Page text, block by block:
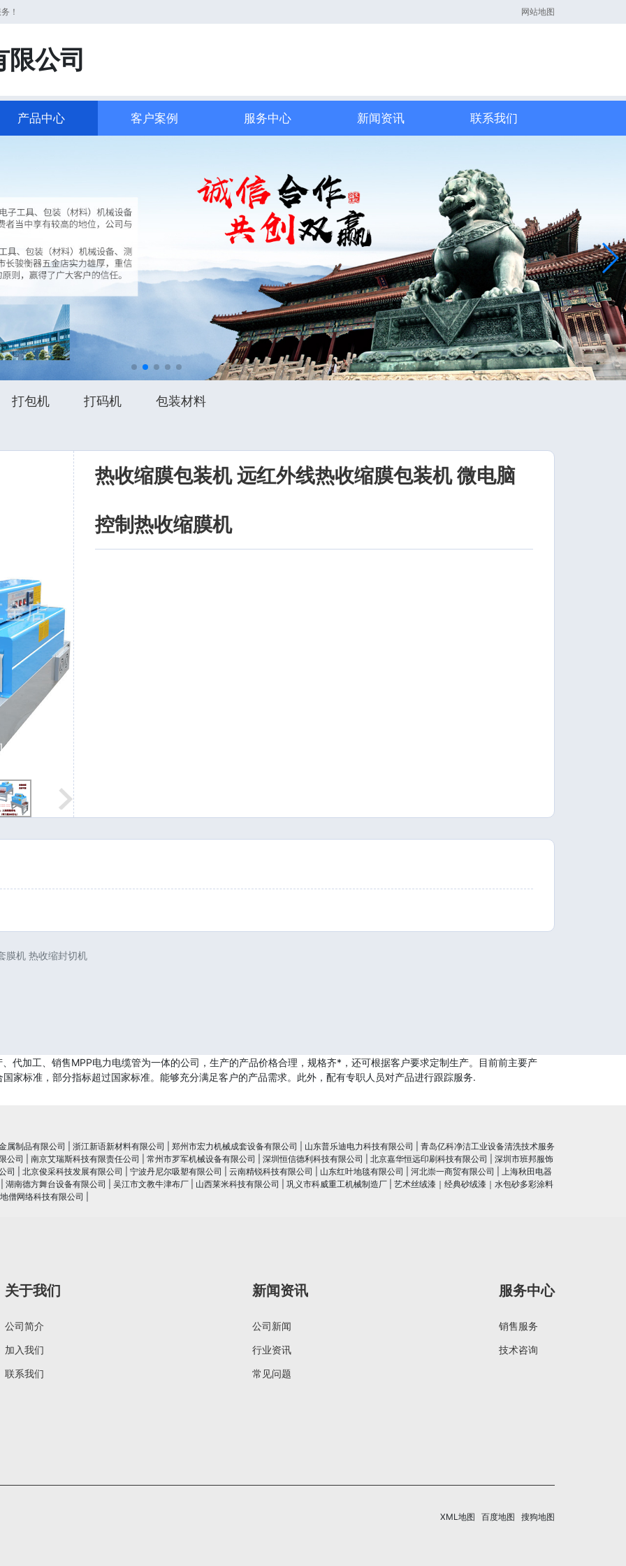
！ 网站地图
公司
产品中心 客户案例 服务中心 新闻资讯 联系我们
打包机 打码机 包装材料
热收缩膜包装机 远红外线热收缩膜包装机 微电脑
控制热收缩膜机
膜机 热收缩封切机
代加工、销售MPP电力电缆管为一体的公司，生产的产品价格合理，规格齐*，还可根据客户要求定制生产。目前前主要产
家标准，部分指标超过国家标准。能够充分满足客户的产品需求。此外，配有专职人员对产品进行跟踪服务.
属制品有限公司 浙江新语新材料有限公司 郑州市宏力机械成套设备有限公司 山东普乐迪电力科技有限公司
青岛亿科净洁工业设备清洗技术服务
公司
南京艾瑞斯科技有限责任公司 常州市罗军机械设备有限公司 深圳恒信德利科技有限公司 北京嘉华恒远印刷科技有限公司
深圳市班邦服饰
司
北京俊采科技发展有限公司 宁波丹尼尔吸塑有限公司 云南精锐科技有限公司 山东红叶地毯有限公司 河北崇一商贸有限公司
上海秋田电器
湖南德方舞台设备有限公司 吴江市文教牛津布厂 山西莱米科技有限公司 巩义市科威重工机械制造厂
艺术丝绒漆｜经典砂绒漆｜水包砂多彩涂料
僧网络科技有限公司
关于我们
公司简介
加入我们
联系我们
新闻资讯
公司新闻
行业资讯
常见问题
服务中心
销售服务
技术咨询
XML地图 百度地图 搜狗地图